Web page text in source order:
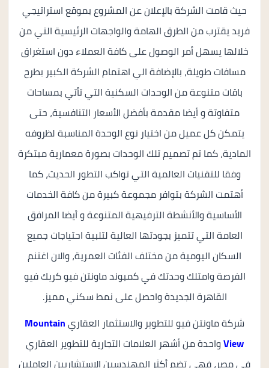
حيث قامت الشركة بالإعلان عن المشروع بموقع استراتيجي
فريد يقترب من الطرق الهامة والواجهات الرئيسية التي من
خلالها يسهل أمر الوصول على كافة العملاء دون استغراق
مسافات طويلة، بالإضافة الي اهتمام الشركة الكبير بطرح
باقات متنوعة من الوحدات السكنية التي تأتي بمساحات
متفاوتة و أيضا مقدمة بأفضل الأسعار التنافسية، حتى
يتمكن كل عميل من اختيار نوع الوحدة المناسبة لظروفه
المادية، كما تم تصميم تلك الوحدات بصورة معمارية مبتكرة
وفقا للتقنيات العالمية التي تواكب التطور الحديث، كما
أهتمت الشركة بتوافر مجموعة كبيرة من كافة الخدمات
الأساسية والأنشطة الترفيهية المتنوعة و أيضا المرافق
العامة التي تتميز بجودتها العالية لتلبية احتياجات جميع
السكان اليومية من مختلف الفئات العمرية، والان اغتنم
الفرصة وامتلك وحدتك في كمبوند ماونتن فيو كريك فيو
القاهرة الجديدة واحصل على نمط سكني مميز.
شركة ماونتن فيو للتطوير والاستثمار العقاريMountain
Viewواحدة من أشهر العلامات التجارية للتطوير العقاري
في مصر، فهي تضم أكثر المهندسين الاستشاريين العاملين